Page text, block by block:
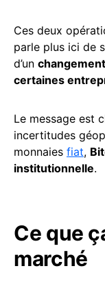
Ces deux
parle plus ici de
d’un
certaines
Le message est
incertitudes
monnaies fiat,
institutionnelle.
Ce que
marché